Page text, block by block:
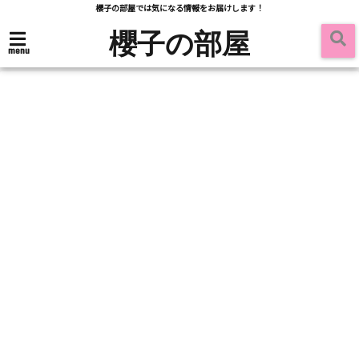
櫻子の部屋では気になる情報をお届けします！
menu 櫻子の部屋